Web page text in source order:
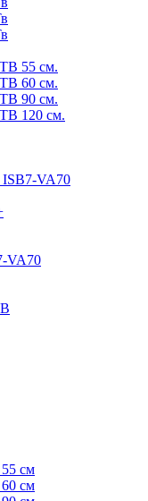
55 см.
60 см.
90 см.
120 см.
VA70
VA70
см
см